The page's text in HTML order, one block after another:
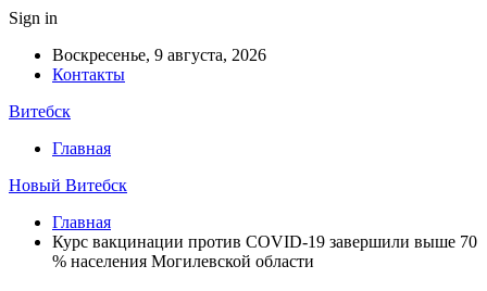
Sign in
Воскресенье, 9 августа, 2026
Контакты
Витебск
Главная
Новый Витебск
Главная
Курс вакцинации против COVID-19 завершили выше 70
% населения Могилевской области